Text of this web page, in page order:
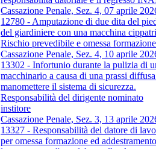
Cassazione Penale, Sez. 4, 07 aprile
12780 - Amputazione di due dita del
del giardiniere con una macchina
Rischio prevedibile e omessa formazione
Cassazione Penale, Sez. 4, 10 aprile
13302 - Infortunio durante la pulizia di
macchinario a causa di una prassi
manomettere il sistema di sicurezza.
Responsabilità del dirigente nominato
institore
Cassazione Penale, Sez. 3, 13 aprile
13327 - Responsabilità del datore di
per omessa formazione ed